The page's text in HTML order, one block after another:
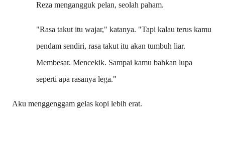
Reza mengangguk pelan, seolah paham.
"Rasa takut itu wajar," katanya. "Tapi kalau terus kamu
pendam sendiri, rasa takut itu akan tumbuh liar.
Membesar. Mencekik. Sampai kamu bahkan lupa
seperti apa rasanya lega."
Aku menggenggam gelas kopi lebih erat.